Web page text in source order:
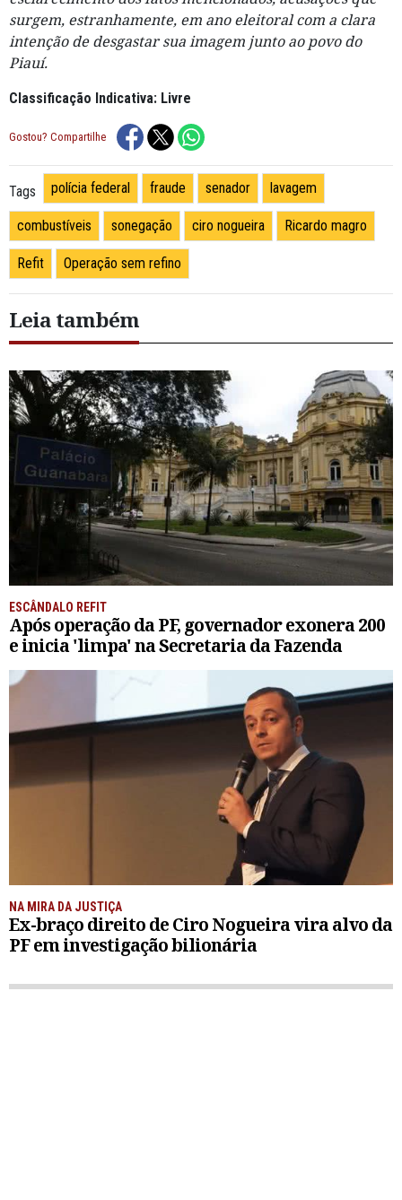
surgem, estranhamente, em ano eleitoral com a clara
intenção de desgastar sua imagem junto ao povo do
Piauí.
Classificação Indicativa: Livre
Gostou? Compartilhe
Tags polícia federal fraude senador lavagem
combustíveis sonegação ciro nogueira Ricardo magro
Refit Operação sem refino
Leia também
ESCÂNDALO REFIT
Após operação da PF, governador exonera 200
e inicia 'limpa' na Secretaria da Fazenda
NA MIRA DA JUSTIÇA
Ex-braço direito de Ciro Nogueira vira alvo da
PF em investigação bilionária